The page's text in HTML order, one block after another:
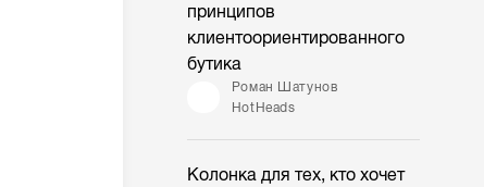
принципов
клиентоориентированного
бутика
Роман Шатунов
HotHeads
Колонка для тех, кто хочет